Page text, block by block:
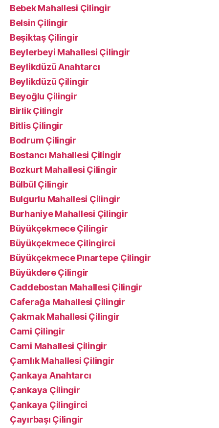
Bebek Mahallesi Çilingir
Belsin Çilingir
Beşiktaş Çilingir
Beylerbeyi Mahallesi Çilingir
Beylikdüzü Anahtarcı
Beylikdüzü Çilingir
Beyoğlu Çilingir
Birlik Çilingir
Bitlis Çilingir
Bodrum Çilingir
Bostancı Mahallesi Çilingir
Bozkurt Mahallesi Çilingir
Bülbül Çilingir
Bulgurlu Mahallesi Çilingir
Burhaniye Mahallesi Çilingir
Büyükçekmece Çilingir
Büyükçekmece Çilingirci
Büyükçekmece Pınartepe Çilingir
Büyükdere Çilingir
Caddebostan Mahallesi Çilingir
Caferağa Mahallesi Çilingir
Çakmak Mahallesi Çilingir
Cami Çilingir
Cami Mahallesi Çilingir
Çamlık Mahallesi Çilingir
Çankaya Anahtarcı
Çankaya Çilingir
Çankaya Çilingirci
Çayırbaşı Çilingir